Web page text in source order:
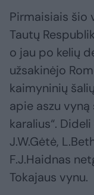
Pirmaisiais šio
Tautų
o jau po kelių
užsakinėjo
kaimyninių
apie aszu vyną
karalius“.
J.W.Gėtė,
F.J.Haidnas
Tokajaus vynu.